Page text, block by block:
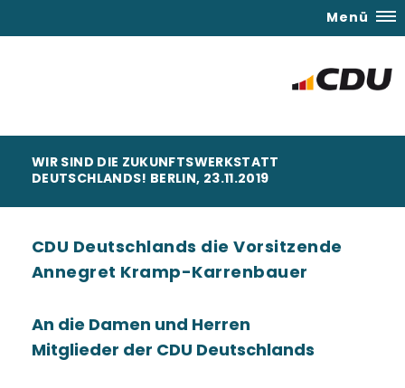
Menü
WIR SIND DIE ZUKUNFTSWERKSTATT
DEUTSCHLANDS! BERLIN, 23.11.2019
CDU Deutschlands die Vorsitzende
Annegret Kramp-Karrenbauer
An die Damen und Herren
Mitglieder der CDU Deutschlands